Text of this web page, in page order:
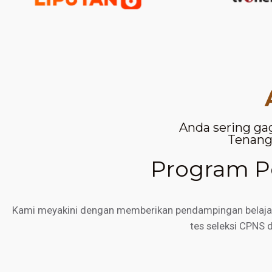
Anda sering
Program
Kami meyakini dengan memberikan pendampingan
tes seleksi CPNS